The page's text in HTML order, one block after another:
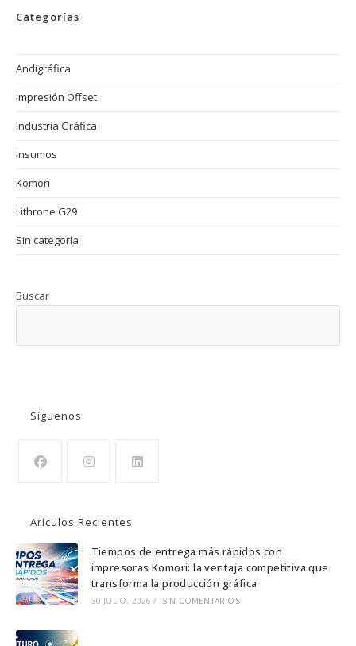
Categorías
Andigráfica
Impresión Offset
Industria Gráfica
Insumos
Komori
Lithrone G29
Sin categoría
Buscar
Síguenos
una
nueva
pestaña
una
nueva
pestaña
una
nueva
pestaña
Arículos Recientes
Tiempos de entrega más rápidos con
impresoras Komori: la ventaja competitiva que
transforma la producción gráfica
30 JULIO, 2026 / SIN COMENTARIOS